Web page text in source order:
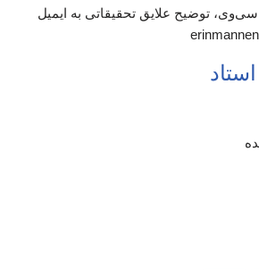
سی‌وی، توضیح علایق تحقیقاتی به ایمیل